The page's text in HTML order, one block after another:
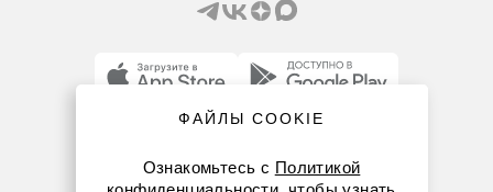
8-863-303-55-00
ФАЙЛЫ COOKIE
Ознакомьтесь с Политикой